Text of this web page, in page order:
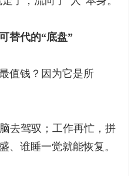
替代的“底盘”
值钱？因为它是所
去驾驭；工作再忙，拼
、谁睡一觉就能恢复。